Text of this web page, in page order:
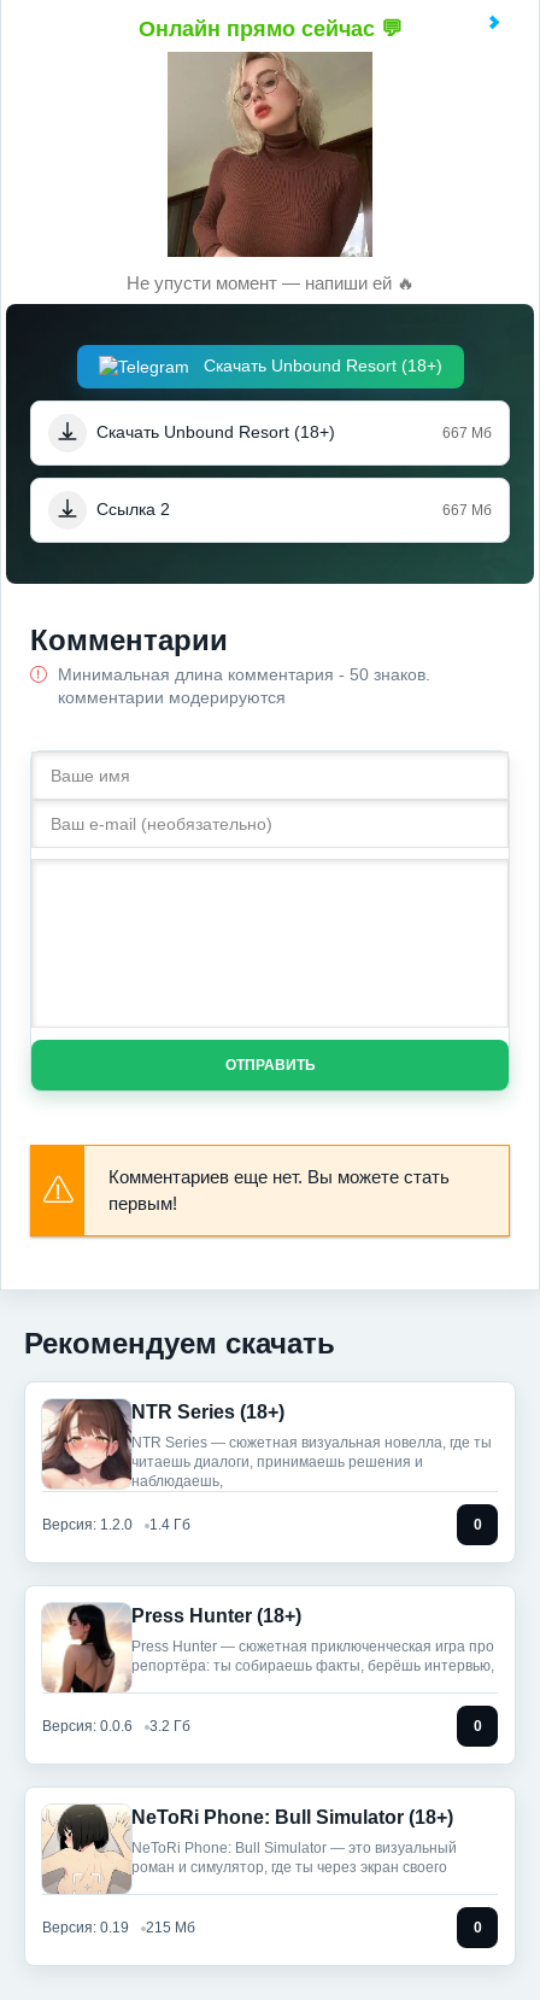
Онлайн прямо сейчас 💬
Не упусти момент — напиши ей 🔥
Скачать Unbound Resort (18+)
Скачать Unbound Resort (18+) 667 Мб
Ссылка 2 667 Мб
Комментарии
Минимальная длина комментария - 50 знаков.
комментарии модерируются
ОТПРАВИТЬ
Комментариев еще нет. Вы можете стать
первым!
Рекомендуем скачать
NTR Series (18+)
NTR Series — сюжетная визуальная новелла, где ты
читаешь диалоги, принимаешь решения и
наблюдаешь,
Версия: 1.2.0 1.4 Гб 0
Press Hunter (18+)
Press Hunter — сюжетная приключенческая игра про
репортёра: ты собираешь факты, берёшь интервью,
Версия: 0.0.6 3.2 Гб 0
NeToRi Phone: Bull Simulator (18+)
NeToRi Phone: Bull Simulator — это визуальный
роман и симулятор, где ты через экран своего
Версия: 0.19 215 Мб 0